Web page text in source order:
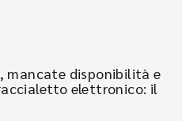
mancate disponibilità e
elettronico: il